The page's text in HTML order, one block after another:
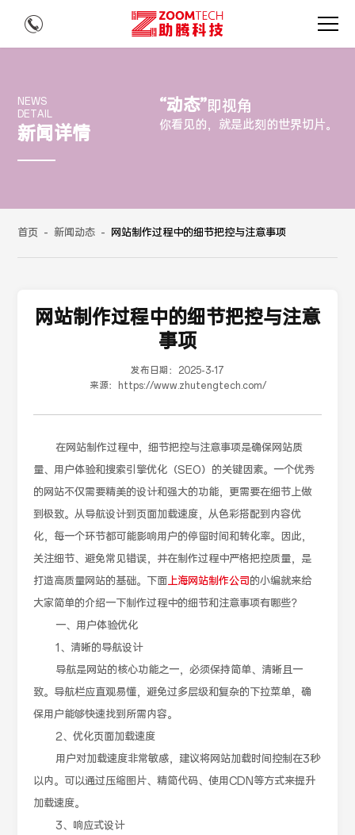
NEWS
DETAIL
新闻详情
“动态”即视角
你看见的，就是此刻的世界切片。
首页 - 新闻动态 - 网站制作过程中的细节把控与注意事项
网站制作过程中的细节把控与注意
事项
发布日期： 2025-3-17
来源：
https://www.zhutengtech.com/
在网站制作过程中，细节把控与注意事项是确保网站质
量、用户体验和搜索引擎优化（SEO）的关键因素。一个优秀
的网站不仅需要精美的设计和强大的功能，更需要在细节上做
到极致。从导航设计到页面加载速度，从色彩搭配到内容优
化，每一个环节都可能影响用户的停留时间和转化率。因此，
关注细节、避免常见错误，并在制作过程中严格把控质量，是
打造高质量网站的基础。下面上海网站制作公司的小编就来给
大家简单的介绍一下制作过程中的细节和注意事项有哪些？
一、用户体验优化
1、清晰的导航设计
导航是网站的核心功能之一，必须保持简单、清晰且一
致。导航栏应直观易懂，避免过多层级和复杂的下拉菜单，确
保用户能够快速找到所需内容。
2、优化页面加载速度
用户对加载速度非常敏感，建议将网站加载时间控制在3秒
以内。可以通过压缩图片、精简代码、使用CDN等方式来提升
加载速度。
3、响应式设计